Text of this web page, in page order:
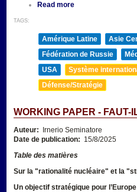
Read more
TAGS:
Amérique Latine Asie
Fédération de Russie
USA
Système
Défense/Stratégie
WORKING PAPER - FAUT-
Auteur:
Irnerio Seminatore
Date de publication: 15/8/2025
Table des matières
Sur la "rationalité nucléaire" et la
Un objectif stratégique pour